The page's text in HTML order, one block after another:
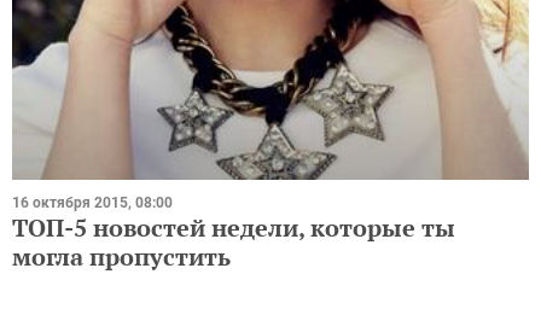
16 октября 2015, 08:00
ТОП-5 новостей недели, которые ты
могла пропустить